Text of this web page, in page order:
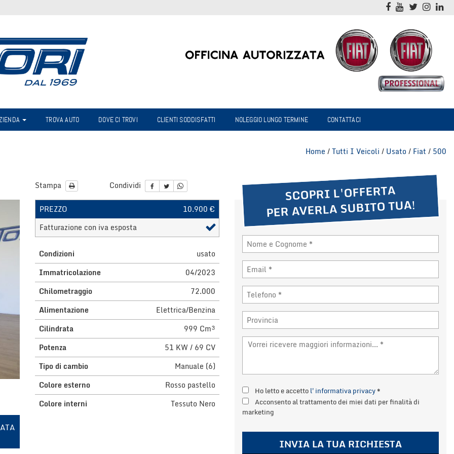
TROVA AUTO DOVE CI TROVI CLIENTI SODDISFATTI NOLEGGIO LUNGO TERMINE CONTATTACI
Home /Tutti I Veicoli / Usato / Fiat / 500
Stampa Condividi
PREZZO
10.900 €
Fatturazione con iva esposta
Condizioni
usato
Immatricolazione
04/2023
Chilometraggio
72.000
Alimentazione
Elettrica/Benzina
Cilindrata
999 Cm³
Potenza
51 KW / 69 CV
Tipo di cambio
Manuale (6)
Colore esterno
Rosso pastello
Colore interni
Tessuto Nero
SCOPRI L'OFFERTA
PER AVERLA SUBITO TUA!
Ho letto e accettol'informativa privacy*
Acconsento al trattamento dei miei dati per finalità di
marketing
INVIA LA TUA RICHIESTA